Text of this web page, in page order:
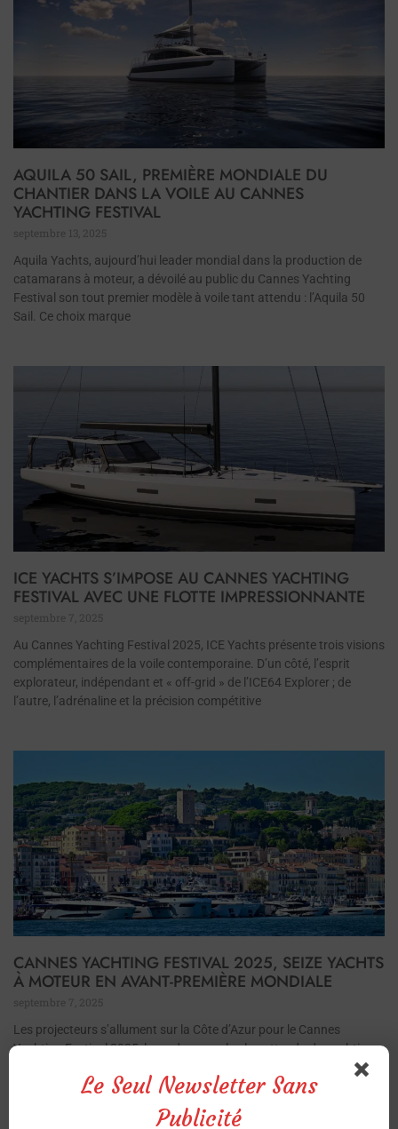
AQUILA 50 SAIL, PREMIÈRE MONDIALE DU
CHANTIER DANS LA VOILE AU CANNES
YACHTING FESTIVAL
septembre 13, 2025
Aquila Yachts, aujourd’hui leader mondial dans la production de
catamarans à moteur, a dévoilé au public du Cannes Yachting
Festival son tout premier modèle à voile tant attendu : l’Aquila 50
Sail. Ce choix marque
ICE YACHTS S’IMPOSE AU CANNES YACHTING
FESTIVAL AVEC UNE FLOTTE IMPRESSIONNANTE
septembre 7, 2025
Au Cannes Yachting Festival 2025, ICE Yachts présente trois visions
complémentaires de la voile contemporaine. D’un côté, l’esprit
explorateur, indépendant et « off-grid » de l’ICE64 Explorer ; de
l’autre, l’adrénaline et la précision compétitive
CANNES YACHTING FESTIVAL 2025, SEIZE YACHTS
À MOTEUR EN AVANT-PREMIÈRE MONDIALE
septembre 7, 2025
Les projecteurs s’allument sur la Côte d’Azur pour le Cannes
Yachting Festival 2025, le rendez-vous le plus attendu du yachting
Le Seul Newsletter Sans
Publicité